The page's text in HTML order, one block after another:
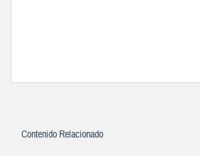
Contenido Relacionado